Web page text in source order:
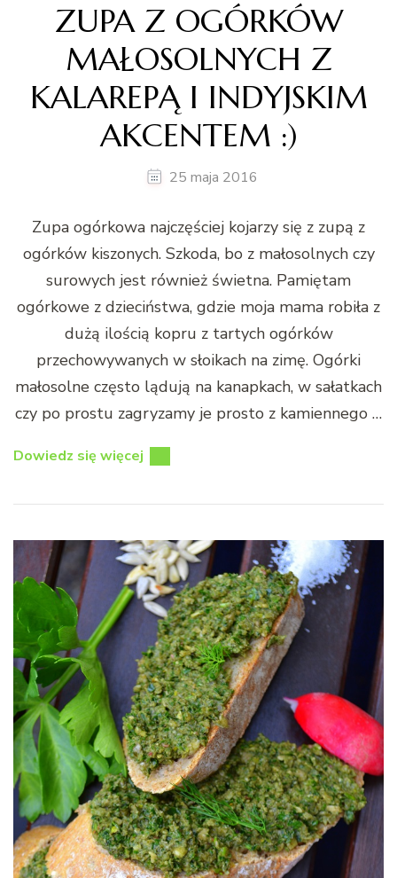
ZUPA Z OGÓRKÓW
MAŁOSOLNYCH Z
KALAREPĄ I INDYJSKIM
AKCENTEM :)
25 maja 2016
Zupa ogórkowa najczęściej kojarzy się z zupą z
ogórków kiszonych. Szkoda, bo z małosolnych czy
surowych jest również świetna. Pamiętam
ogórkowe z dzieciństwa, gdzie moja mama robiła z
dużą ilością kopru z tartych ogórków
przechowywanych w słoikach na zimę. Ogórki
małosolne często lądują na kanapkach, w sałatkach
czy po prostu zagryzamy je prosto z kamiennego …
Dowiedz się więcej